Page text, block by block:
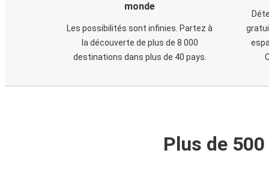
monde
Les possibilités sont infinies. Partez à
la découverte de plus de 8 000
destinations dans plus de 40 pays.
Plus de